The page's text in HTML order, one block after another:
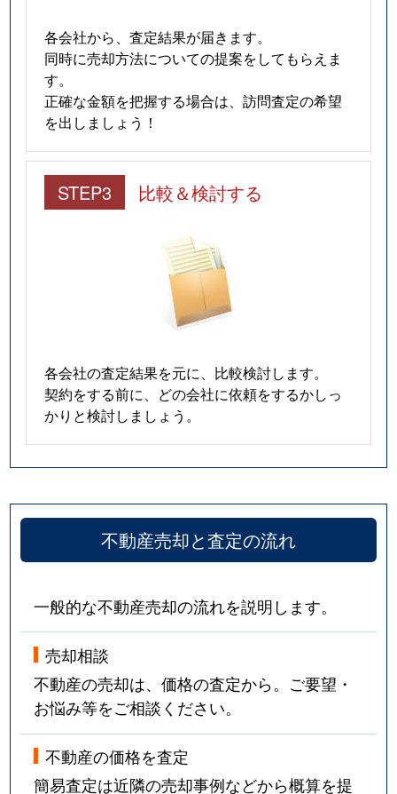
各会社から、査定結果が届きます。
同時に売却方法についての提案をしてもらえま
す。
正確な金額を把握する場合は、訪問査定の希望
を出しましょう！
STEP3 比較＆検討する
各会社の査定結果を元に、比較検討します。
契約をする前に、どの会社に依頼をするかしっ
かりと検討しましょう。
不動産売却と査定の流れ
一般的な不動産売却の流れを説明します。
売却相談
不動産の売却は、価格の査定から。ご要望・
お悩み等をご相談ください。
不動産の価格を査定
簡易査定は近隣の売却事例などから概算を提